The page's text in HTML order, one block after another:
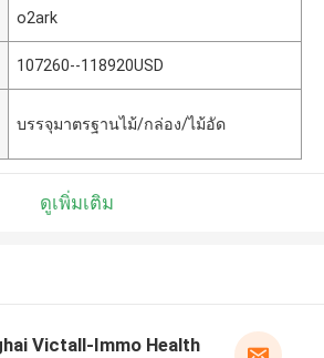
o2ark
107260--118920USD
บรรจุมาตรฐานไม้/กล่อง/ไม้อัด
ดูเพิ่มเติม
Victall-Immo Health